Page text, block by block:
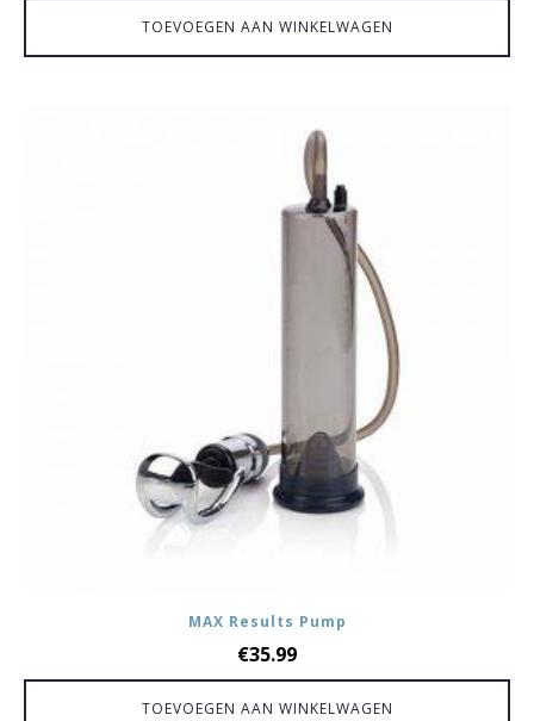
TOEVOEGEN AAN WINKELWAGEN
MAX Results Pump
€35.99
TOEVOEGEN AAN WINKELWAGEN